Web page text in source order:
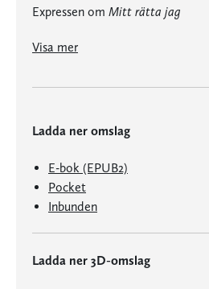
Expressen om Mitt rätta jag
Visa mer
Ladda ner omslag
E-bok (EPUB2)
Pocket
Inbunden
Ladda ner 3D-omslag